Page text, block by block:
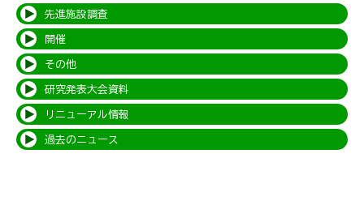
先進施設調査
開催
その他
研究発表大会資料
リニューアル情報
過去のニュース